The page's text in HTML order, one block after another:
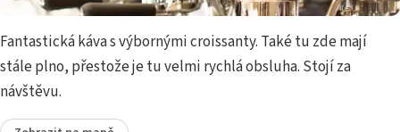
Fantastická káva s výbornými croissanty. Také tu zde mají
stále plno, přestože je tu velmi rychlá obsluha. Stojí za
návštěvu.